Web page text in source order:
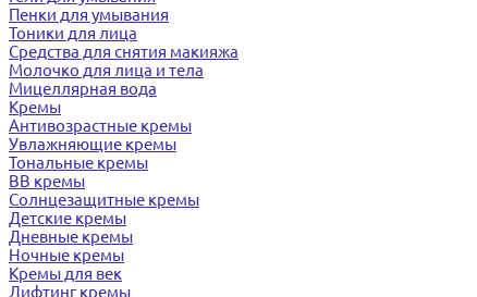
Пенки для умывания
Тоники для лица
Средства для снятия макияжа
Молочко для лица и тела
Мицеллярная вода
Кремы
Антивозрастные кремы
Увлажняющие кремы
Тональные кремы
BB кремы
Солнцезащитные кремы
Детские кремы
Дневные кремы
Ночные кремы
Кремы для век
Лифтинг кремы